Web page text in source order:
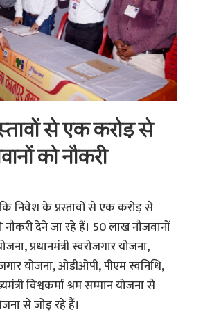
से एक करोड़ से
को नौकरी
निवेश के प्रस्तावों से एक करोड़ से
देने जा रहे हैं। 50 लाख नौजवानों
प्रधानमंत्री स्वरोजगार योजना,
योजना, ओडीओपी, पीएम स्वनिधि,
विश्वकर्मा श्रम सम्मान योजना से
से जोड़ रहे हैं।